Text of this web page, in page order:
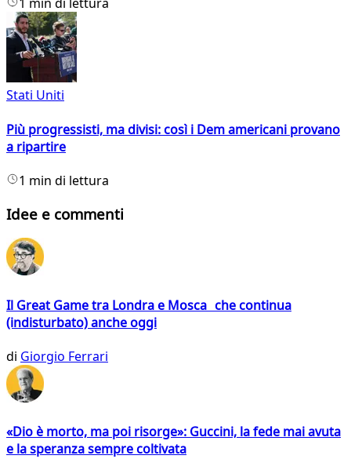
Stati Uniti
Più progressisti, ma divisi: così i Dem americani provano
a ripartire
1 min di lettura
Idee e commenti
Il Great Game tra Londra e Mosca che continua
(indisturbato) anche oggi
di Giorgio Ferrari
«Dio è morto, ma poi risorge»: Guccini, la fede mai avuta
e la speranza sempre coltivata